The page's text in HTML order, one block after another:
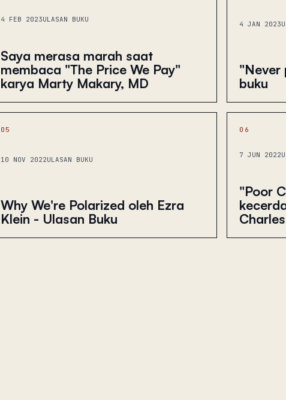
4 FEB 2023ULASAN BUKU
Saya merasa marah saat
membaca "The Price We Pay"
karya Marty Makary, MD
4 JAN 2023
"Never
buku
05
10 NOV 2022ULASAN BUKU
Why We're Polarized oleh Ezra
Klein - Ulasan Buku
06
7 JUN 2022
"Poor